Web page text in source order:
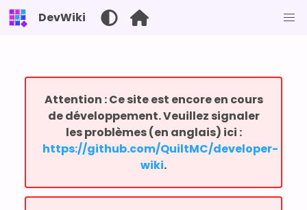
DevWiki
Attention : Ce site est encore en cours
de développement. Veuillez signaler
les problèmes (en anglais) ici :
⁨https://github.com/QuiltMC/developer-
wiki⁩.